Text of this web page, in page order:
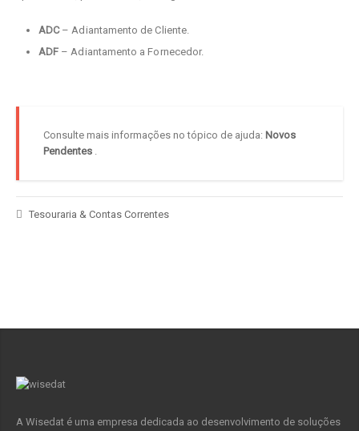
ADC– Adiantamento de Cliente.
ADF – Adiantamento a Fornecedor.
Consulte mais informações no tópico de ajuda: Novos
Pendentes .
Tesouraria & Contas Correntes
A Wisedat é uma empresa dedicada ao desenvolvimento de soluções